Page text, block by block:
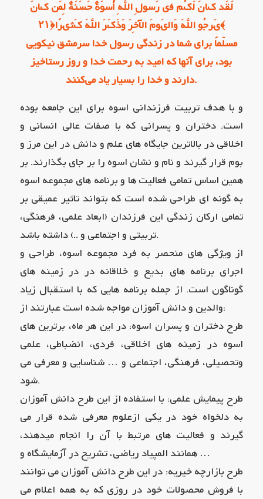
لَقَد كانَ لَكُم في رَسولِ اللَّهِ أُسوَةٌ حَسَنَةٌ لِمَن كانَ
يَرجُو اللَّهَ وَاليَومَ الآخِرَ وَذَكَرَ اللَّهَ كَثيرًا﴿۲۱﴾
مسلّماً برای شما در زندگی رسول خدا سرمشق نیکویی
بود، برای آنها که امید به رحمت خدا و روز رستاخیز
دارند و خدا را بسیار یاد می‌کنند.
و با هدف تربیت فرزندانی اسوه برای این جامعه بوده
است. دختران و پسرانی که با صفات عالی انسانی و
اخلاقی در بالاترین جایگاه های علم و دانش در این مرز و
بوم قرار گیرند و نام و نشان اسوه را بر جای بگذارند. بر
همین اساس تمامی فعالیت ها و برنامه های مجموعه اسوه
به گونه ای طراحی شده است که بتواند تاثیر عمیقی بر
تمامی ارکان زندگی این فرزندان (ابعاد علمی، فرهنگی،
تربیتی و اجتماعی و ..) داشته باشد.
از ویژگی های منحصر به فرد مجموعه اسوه، طراحی و
اجرای برنامه های بدیع و خلاقانه در در زمینه های
گوناگون است. از جمله برنامه هایی که با استقبال زیاد
والدین و دانش آموزان مواجه شده است عبارتند از:
طرح دختران و پسران اسوه: در این هر ماه، برترین های
اسوه در زمینه های اخلاقی، فردی، انضباطی، علمی
وتحصیلی، فرهنگی، اجتماعی و … شناسایی و معرفی می
شود.
طرح پیمایش علمی: با استفاده از این طرح دانش آموزان
به دلخواه خود در یکی ازعلوم معرفی شده قرار می
گیرند و فعالیت های مرتبط با آن را انجام میدهند،
همانند المپیاد ریاضی، تشریح در آزمایشگاه و …
طرح بازارچه خیریه: در این طرح دانش آموزان می توانند
با فروش محصولات خود در روزی که به همه اعلام می